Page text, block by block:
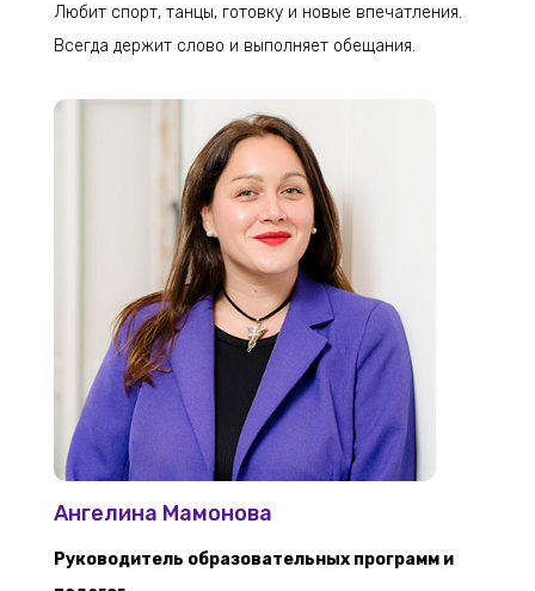
Любит спорт, танцы, готовку и новые впечатления.
Всегда держит слово и выполняет обещания.
Ангелина Мамонова
Руководитель образовательных программ и